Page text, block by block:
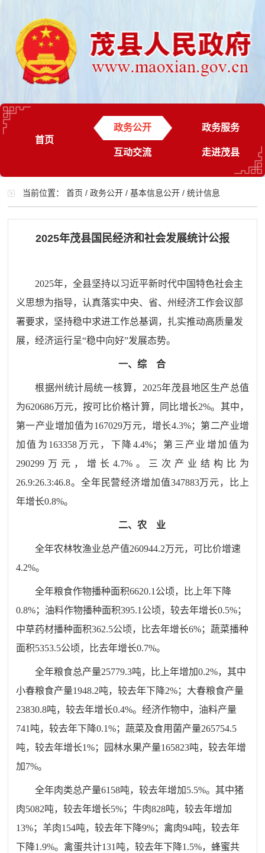
首页
政务公开 政务服务
互动交流 走进茂县
当前位置：首页 /政务公开 /基本信息公开 /统计信息
2025年茂县国民经济和社会发展统计公报
2025年，全县坚持以习近平新时代中国特色社会主
义思想为指导，认真落实中央、省、州经济工作会议部
署要求，坚持稳中求进工作总基调，扎实推动高质量发
展，经济运行呈“稳中向好”发展态势。
一、综 合
根据州统计局统一核算，2025年茂县地区生产总值
为620686万元，按可比价格计算，
同比增长2%。其中，
第一产业增加值为167029万元，增长4.3%；第二产业增
加值为163358 万元， 下降4.4%；第三产业增加值为
290299 万元，增长 4.7%。三次产业结构比为
26.9:26.3:46.8。全年民营经济增加值347883万元，比上
年增长0.8%。
二、农 业
全年农林牧渔业总产值260944.2万元，可比价增速
4.2%。
全年粮食作物播种面积6620.1 公顷，比上年下降
0.8%；油料作物播种面积395.1 公顷，较去年增长0.5%；
中草药材播种面积362.5公顷，比去年增长6%；蔬菜播种
面积5353.5公顷，比去年增长0.7%。
全年粮食总产量25779.3吨，比上年增加0.2%，其中
小春粮食产量1948.2吨，较去年下降2%；大春粮食产量
23830.8吨，较去年增长0.4%。经济作物中，油料产量
741 吨，较去年下降0.1%；蔬菜及食用菌产量265754.5
吨，较去年增长1%；园林水果产量165823吨，较去年增
加7%。
全年肉类总产量6158吨，较去年增加5.5%。其中猪
肉5082吨，较去年增长5%；牛肉828吨，较去年增加
13%；羊肉154吨，较去年下降9%；禽肉94吨，较去年
下降1.9%。禽蛋共计131 吨，较去年下降1.5%，蜂蜜共